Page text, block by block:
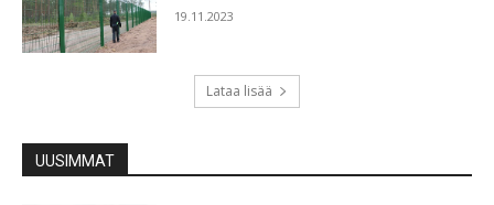
19.11.2023
Lataa lisää
UUSIMMAT